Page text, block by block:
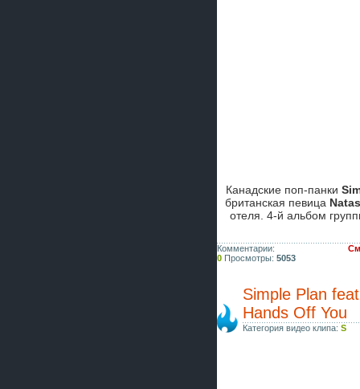
Канадские поп-панки
британская певица
отеля. 4-й альбом
Комментарии:
0 Просмотры: 5053
Simple Plan
Hands Off You
Категория видео клипа: S